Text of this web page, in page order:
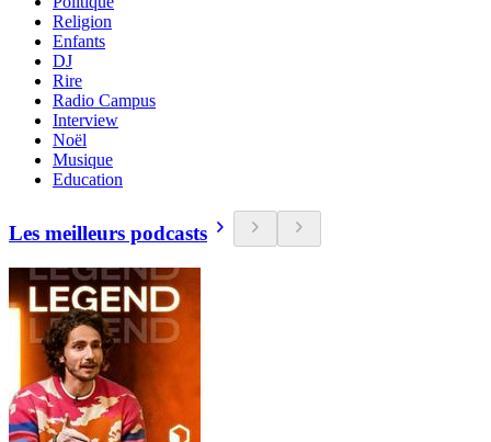
Religion
Enfants
DJ
Rire
Radio Campus
Interview
Noël
Musique
Education
Les meilleurs podcasts